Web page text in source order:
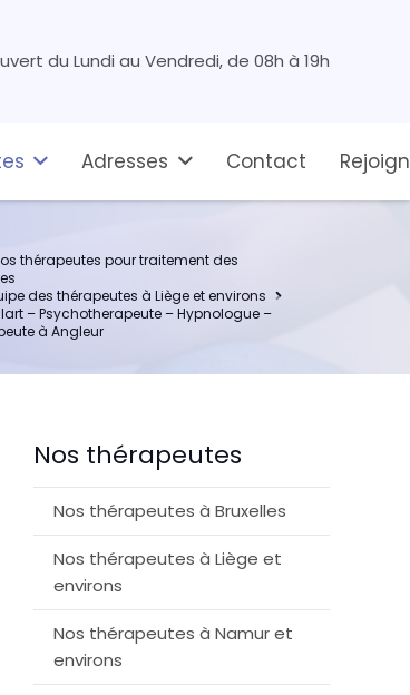
du Lundi au Vendredi, de 08h à 19h
Adresses Contact
thérapeutes pour traitement des
des thérapeutes à Liège et environs
– Psychotherapeute – Hypnologue –
à Angleur
Nos thérapeutes
Nos thérapeutes à Bruxelles
Nos thérapeutes à Liège et
environs
Nos thérapeutes à Namur et
environs